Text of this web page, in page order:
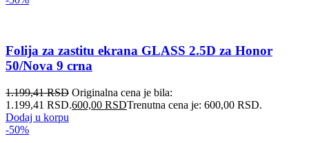
Folija za zastitu ekrana GLASS 2.5D za Honor
50/Nova 9 crna
1.199,41RSD Originalna cena je bila:
1.199,41 RSD.600,00 RSDTrenutna cena je: 600,00 RSD.
Dodaj u korpu
-50%